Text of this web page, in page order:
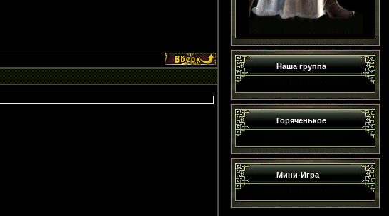
Наша группа
Горяченькое
Мини-Игра